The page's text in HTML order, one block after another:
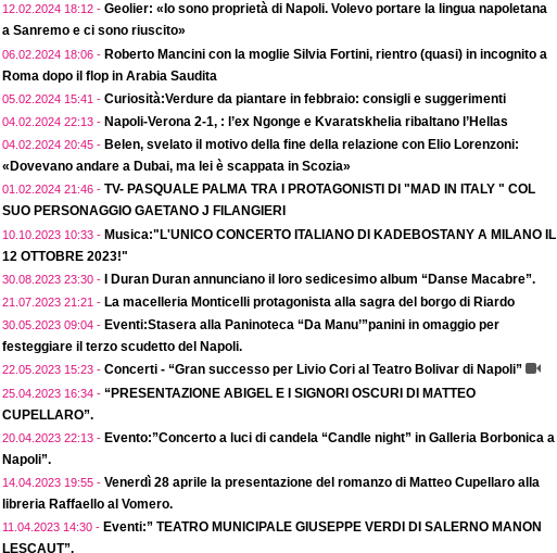
12.02.2024 18:12 - Geolier: «Io sono proprietà di Napoli. Volevo portare la lingua napoletana
a Sanremo e ci sono riuscito»
06.02.2024 18:06 - Roberto Mancini con la moglie Silvia Fortini, rientro (quasi) in incognito a
Roma dopo il flop in Arabia Saudita
05.02.2024 15:41 - Curiosità:Verdure da piantare in febbraio: consigli e suggerimenti
04.02.2024 22:13 - Napoli-Verona 2-1, : l’ex Ngonge e Kvaratskhelia ribaltano l’Hellas
04.02.2024 20:45 - Belen, svelato il motivo della fine della relazione con Elio Lorenzoni:
«Dovevano andare a Dubai, ma lei è scappata in Scozia»
01.02.2024 21:46 - TV- PASQUALE PALMA TRA I PROTAGONISTI DI "MAD IN ITALY " COL
SUO PERSONAGGIO GAETANO J FILANGIERI
10.10.2023 10:33 - Musica:"L'UNICO CONCERTO ITALIANO DI KADEBOSTANY A MILANO IL
12 OTTOBRE 2023!"
30.08.2023 23:30 - I Duran Duran annunciano il loro sedicesimo album “Danse Macabre”.
21.07.2023 21:21 - La macelleria Monticelli protagonista alla sagra del borgo di Riardo
30.05.2023 09:04 - Eventi:Stasera alla Paninoteca “Da Manu’”panini in omaggio per
festeggiare il terzo scudetto del Napoli.
22.05.2023 15:23 - Concerti - “Gran successo per Livio Cori al Teatro Bolivar di Napoli”
25.04.2023 16:34 - “PRESENTAZIONE ABIGEL E I SIGNORI OSCURI DI MATTEO
CUPELLARO”.
20.04.2023 22:13 - Evento:”Concerto a luci di candela “Candle night” in Galleria Borbonica a
Napoli”.
14.04.2023 19:55 - Venerdì 28 aprile la presentazione del romanzo di Matteo Cupellaro alla
libreria Raffaello al Vomero.
11.04.2023 14:30 - Eventi:” TEATRO MUNICIPALE GIUSEPPE VERDI DI SALERNO MANON
LESCAUT”.